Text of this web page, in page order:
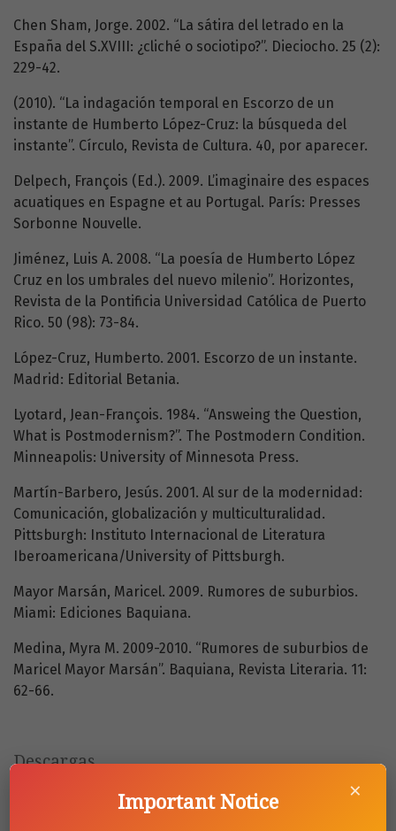
Chen Sham, Jorge. 2002. “La sátira del letrado en la
España del S.XVIII: ¿cliché o sociotipo?”. Dieciocho. 25 (2):
229-42.
(2010). “La indagación temporal en Escorzo de un
instante de Humberto López-Cruz: la búsqueda del
instante”. Círculo, Revista de Cultura. 40, por aparecer.
Delpech, François (Ed.). 2009. L’imaginaire des espaces
acuatiques en Espagne et au Portugal. París: Presses
Sorbonne Nouvelle.
Jiménez, Luis A. 2008. “La poesía de Humberto López
Cruz en los umbrales del nuevo milenio”. Horizontes,
Revista de la Pontificia Universidad Católica de Puerto
Rico. 50 (98): 73-84.
López-Cruz, Humberto. 2001. Escorzo de un instante.
Madrid: Editorial Betania.
Lyotard, Jean-François. 1984. “Answeing the Question,
What is Postmodernism?”. The Postmodern Condition.
Minneapolis: University of Minnesota Press.
Martín-Barbero, Jesús. 2001. Al sur de la modernidad:
Comunicación, globalización y multiculturalidad.
Pittsburgh: Instituto Internacional de Literatura
Iberoamericana/University of Pittsburgh.
Mayor Marsán, Maricel. 2009. Rumores de suburbios.
Miami: Ediciones Baquiana.
Medina, Myra M. 2009-2010. “Rumores de suburbios de
Maricel Mayor Marsán”. Baquiana, Revista Literaria. 11:
62-66.
Descargas
×
Important Notice